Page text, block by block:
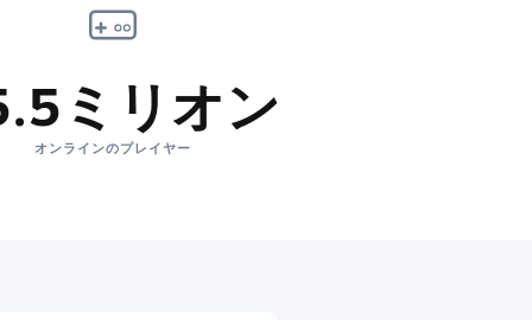
ミリオン
オンラインのプレイヤー